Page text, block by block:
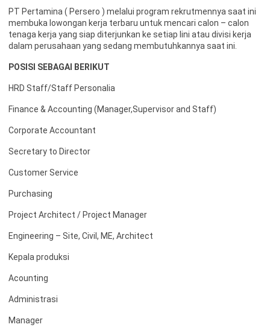
PT Pertamina ( Persero ) melalui program rekrutmennya saat ini
membuka lowongan kerja terbaru untuk mencari calon – calon
tenaga kerja yang siap diterjunkan ke setiap lini atau divisi kerja
dalam perusahaan yang sedang membutuhkannya saat ini.
POSISI SEBAGAI BERIKUT
HRD Staff/Staff Personalia
Finance & Accounting (Manager,Supervisor and Staff)
Corporate Accountant
Secretary to Director
Customer Service
Purchasing
Project Architect / Project Manager
Engineering – Site, Civil, ME, Architect
Kepala produksi
Acounting
Administrasi
Manager